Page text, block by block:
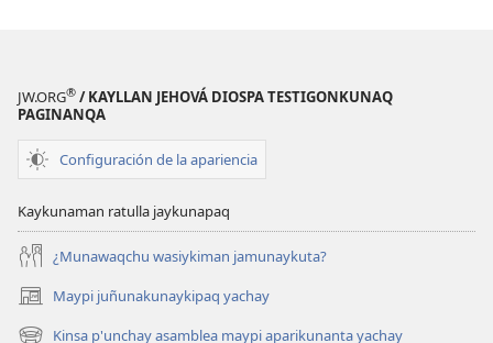
JW.ORG® / KAYLLAN JEHOVÁ DIOSPA TESTIGONKUNAQ
PAGINANQA
Configuración de la apariencia
Kaykunaman ratulla jaykunapaq
¿Munawaqchu wasiykiman jamunaykuta?
Maypi juñunakunaykipaq yachay
(abre
una Kinsa p'unchay asamblea maypi aparikunanta yachay